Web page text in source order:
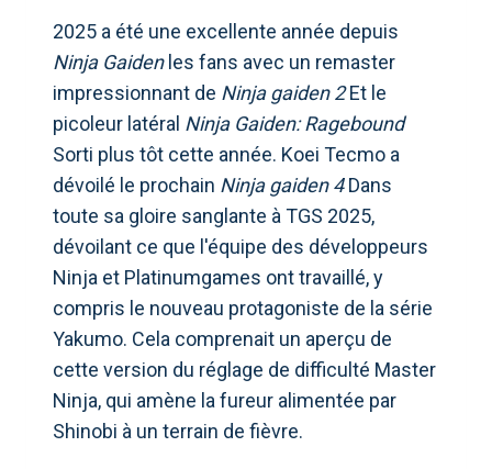
2025 a été une excellente année depuis
Ninja Gaidenles fans avec un remaster
impressionnant de Ninja gaiden 2Et le
picoleur latéral Ninja Gaiden: Ragebound
Sorti plus tôt cette année. Koei Tecmo a
dévoilé le prochain Ninja gaiden 4Dans
toute sa gloire sanglante à TGS 2025,
dévoilant ce que l'équipe des développeurs
Ninja et Platinumgames ont travaillé, y
compris le nouveau protagoniste de la série
Yakumo. Cela comprenait un aperçu de
cette version du réglage de difficulté Master
Ninja, qui amène la fureur alimentée par
Shinobi à un terrain de fièvre.